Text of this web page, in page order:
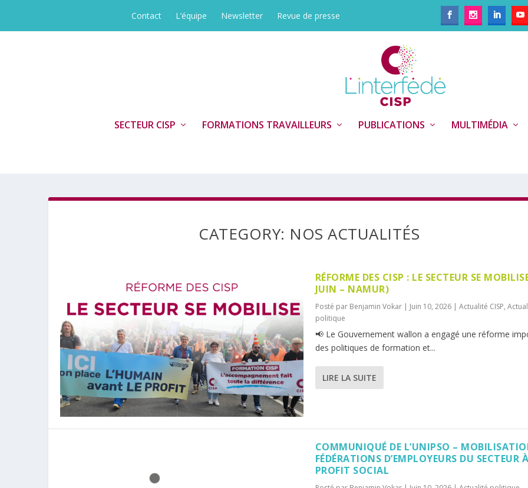
Contact L’équipe Newsletter Revue de presse
SECTEUR CISP FORMATIONS TRAVAILLEURS PUBLICATIONS MULTIMÉDIA
CATEGORY: NOS ACTUALITÉS
RÉFORME DES CISP : LE SECTEUR SE
JUIN – NAMUR)
Posté par Benjamin Vokar| Juin 10, 2026| Actualité CISP,
politique
📢 Le Gouvernement wallon a engagé une réforme
des politiques de formation et...
LIRE LA SUITE
COMMUNIQUÉ DE L’UNIPSO –
FÉDÉRATIONS D’EMPLOYEURS DU SECTEUR À
PROFIT SOCIAL